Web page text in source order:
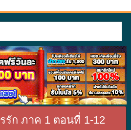
รัก ภาค 1 ตอนที่ 1-12